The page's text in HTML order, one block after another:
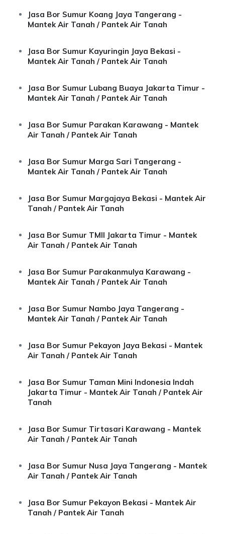
Jasa Bor Sumur Koang Jaya Tangerang -
Mantek Air Tanah / Pantek Air Tanah
Jasa Bor Sumur Kayuringin Jaya Bekasi -
Mantek Air Tanah / Pantek Air Tanah
Jasa Bor Sumur Lubang Buaya Jakarta Timur -
Mantek Air Tanah / Pantek Air Tanah
Jasa Bor Sumur Parakan Karawang - Mantek
Air Tanah / Pantek Air Tanah
Jasa Bor Sumur Marga Sari Tangerang -
Mantek Air Tanah / Pantek Air Tanah
Jasa Bor Sumur Margajaya Bekasi - Mantek Air
Tanah / Pantek Air Tanah
Jasa Bor Sumur TMII Jakarta Timur - Mantek
Air Tanah / Pantek Air Tanah
Jasa Bor Sumur Parakanmulya Karawang -
Mantek Air Tanah / Pantek Air Tanah
Jasa Bor Sumur Nambo Jaya Tangerang -
Mantek Air Tanah / Pantek Air Tanah
Jasa Bor Sumur Pekayon Jaya Bekasi - Mantek
Air Tanah / Pantek Air Tanah
Jasa Bor Sumur Taman Mini Indonesia Indah
Jakarta Timur - Mantek Air Tanah / Pantek Air
Tanah
Jasa Bor Sumur Tirtasari Karawang - Mantek
Air Tanah / Pantek Air Tanah
Jasa Bor Sumur Nusa Jaya Tangerang - Mantek
Air Tanah / Pantek Air Tanah
Jasa Bor Sumur Pekayon Bekasi - Mantek Air
Tanah / Pantek Air Tanah